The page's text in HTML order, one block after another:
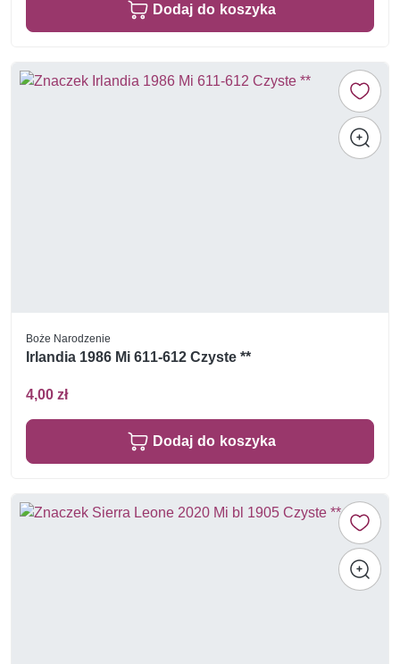
Dodaj do koszyka
Boże Narodzenie
Irlandia 1986 Mi 611-612 Czyste **
4,00 zł
Dodaj do koszyka